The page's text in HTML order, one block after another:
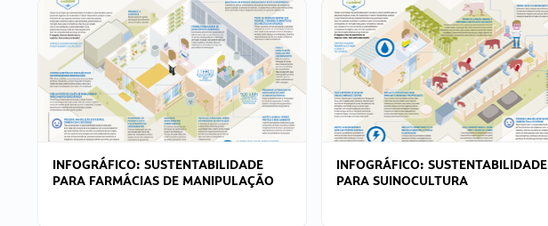
INFOGRÁFICO: SUSTENTABILIDADE
PARA FARMÁCIAS DE MANIPULAÇÃO
INFOGRÁFICO: SUSTENTABILIDADE
PARA SUINOCULTURA